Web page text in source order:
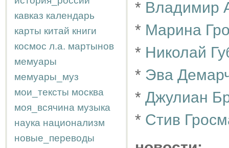
кавказ календарь
карты китай книги
космос л.а. мартынов
мемуары
мемуары_муз
мои_тексты москва
моя_всячина музыка
наука национализм
новые_переводы
* Владимир
* Марина
* Николай
* Эва
* Джулиан
* Стив